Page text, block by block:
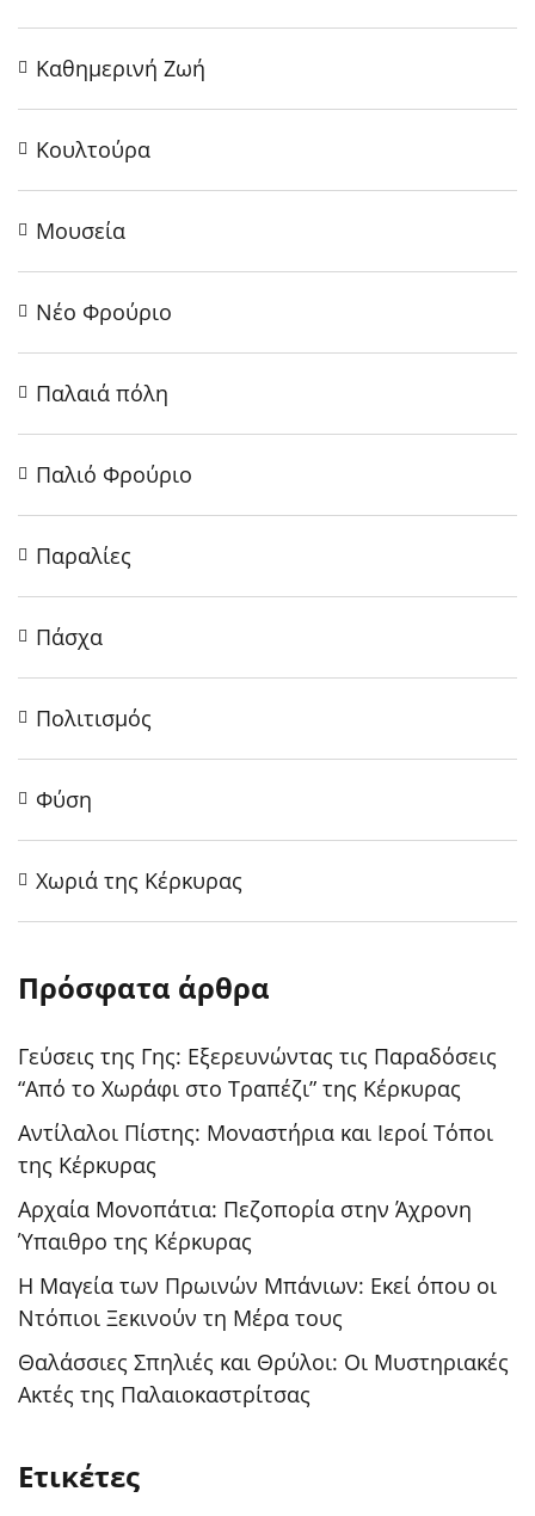
Καθημερινή Ζωή
Κουλτούρα
Μουσεία
Νέο Φρούριο
Παλαιά πόλη
Παλιό Φρούριο
Παραλίες
Πάσχα
Πολιτισμός
Φύση
Χωριά της Κέρκυρας
Πρόσφατα άρθρα
Γεύσεις της Γης: Εξερευνώντας τις Παραδόσεις
“Από το Χωράφι στο Τραπέζι” της Κέρκυρας
Αντίλαλοι Πίστης: Μοναστήρια και Ιεροί Τόποι
της Κέρκυρας
Αρχαία Μονοπάτια: Πεζοπορία στην Άχρονη
Ύπαιθρο της Κέρκυρας
Η Μαγεία των Πρωινών Μπάνιων: Εκεί όπου οι
Ντόπιοι Ξεκινούν τη Μέρα τους
Θαλάσσιες Σπηλιές και Θρύλοι: Οι Μυστηριακές
Ακτές της Παλαιοκαστρίτσας
Ετικέτες